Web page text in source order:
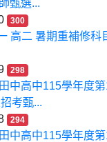
甄選...
300
高二 暑期重補修科
298
中高中115學年度
考甄...
294
中高中115學年度